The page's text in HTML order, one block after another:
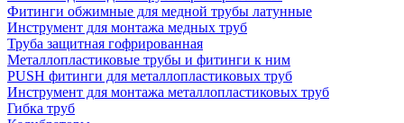
Фитинги обжимные для медной трубы латунные
Инструмент для монтажа медных труб
Труба защитная гофрированная
Металлопластиковые трубы и фитинги к ним
PUSH фитинги для металлопластиковых труб
Инструмент для монтажа металлопластиковых труб
Гибка труб